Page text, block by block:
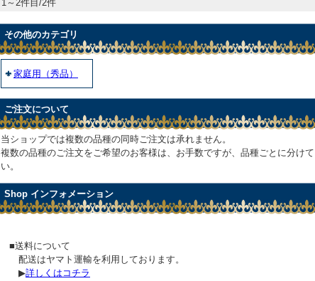
1～2件目/2件
その他のカテゴリ
家庭用（秀品）
ご注文について
当ショップでは複数の品種の同時ご注文は承れません。
複数の品種のご注文をご希望のお客様は、お手数ですが、品種ごとに分け
い。
Shop インフォメーション
■送料について
配送はヤマト運輸を利用しております。
▶詳しくはコチラ